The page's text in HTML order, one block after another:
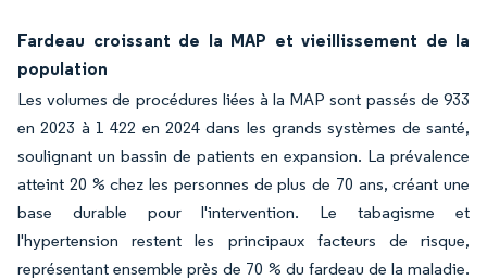
Fardeau croissant de la MAP et vieillissement de la
population
Les volumes de procédures liées à la MAP sont passés de 933
en 2023 à 1 422 en 2024 dans les grands systèmes de santé,
soulignant un bassin de patients en expansion. La prévalence
atteint 20 % chez les personnes de plus de 70 ans, créant une
base durable pour l'intervention. Le tabagisme et
l'hypertension restent les principaux facteurs de risque,
représentant ensemble près de 70 % du fardeau de la maladie.